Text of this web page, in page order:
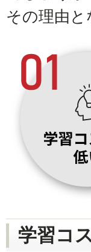
その理由
学習コ